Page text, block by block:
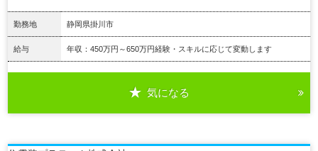
勤務地 静岡県掛川市
給与 年収：450万円～650万円経験・スキルに応じて変動します
気になる